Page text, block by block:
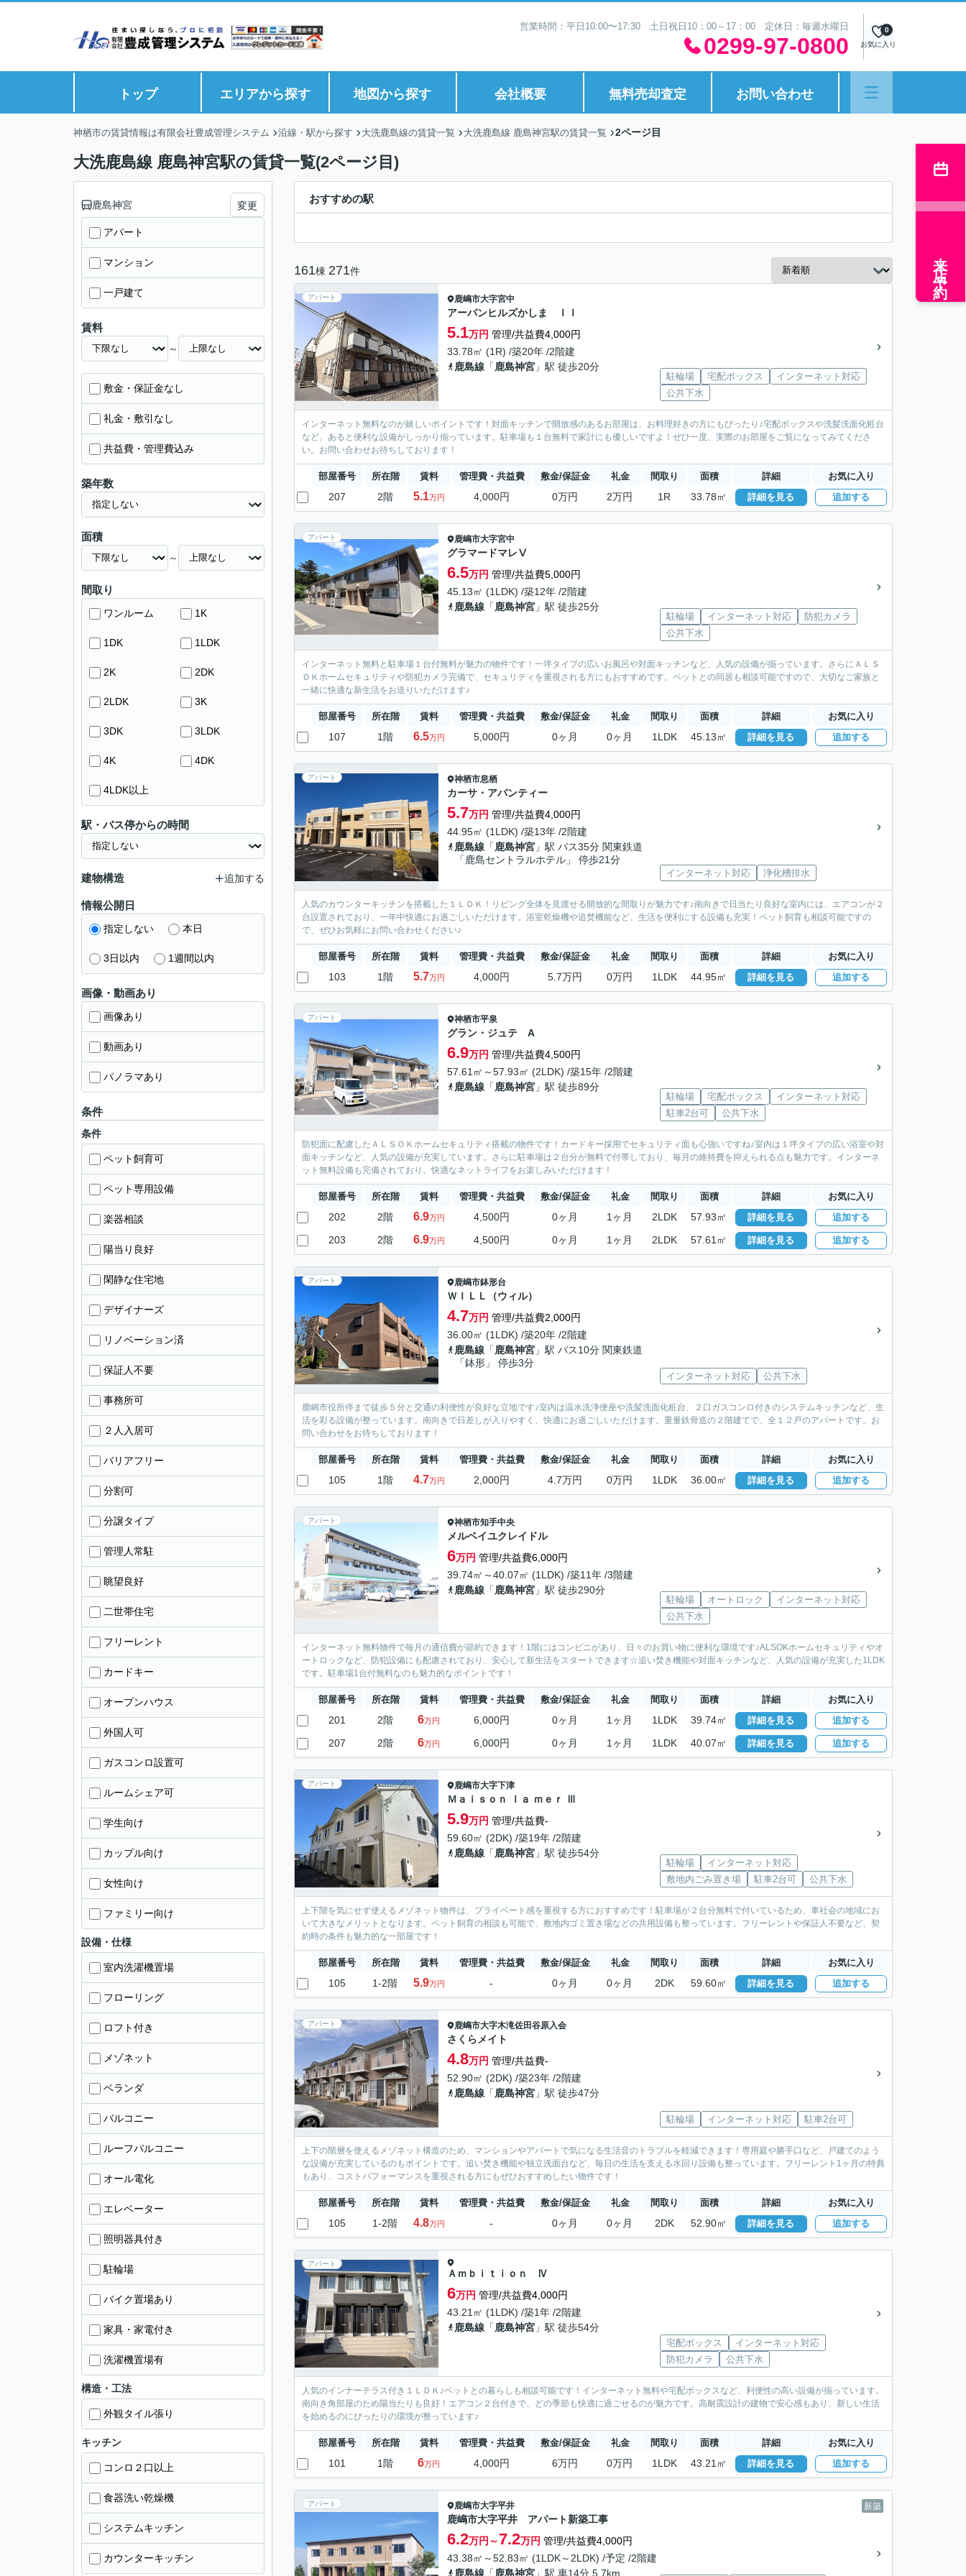
営業時間：平日10:00〜17:30 土日祝日10：00～17：00 定休日：毎週水曜日
0299-97-0800 お気に入り
0
トップ エリアから探す 地図から探す 会社概要 無料売却査定 お問い合わせ
神栖市の賃貸情報は有限会社豊成管理システム 沿線・駅から探す 大洗鹿島線の賃貸一覧 大洗鹿島線 鹿島神宮駅の賃貸一覧 2ページ目
大洗鹿島線 鹿島神宮駅の賃貸一覧(2ページ目)
おすすめの駅
161棟 271件
アパート 鹿嶋市大字宮中
アーバンヒルズかしま ＩＩ
5.1万円 管理/共益費4,000円
33.78㎡ (1R) /築20年 /2階建
鹿島線 「 鹿島神宮 」駅 徒歩20分
駐輪場 宅配ボックス
インターネット対応
公共下水
インターネット無料なのが嬉しいポイントです！対面キッチンで開放感のあるお部屋は、お料理好きの方にもぴったり♪宅配ボックスや洗髪洗面化粧台
など、あると便利な設備がしっかり揃っています。駐車場も１台無料で家計にも優しいですよ！ぜひ一度、実際のお部屋をご覧になってみてくださ
い。お問い合わせお待ちしております！
部屋番号 所在階 賃料 管理費・共益費 敷金/保証金 礼金 間取り 面積 詳細 お気に入り
207 2階 5.1万円 4,000円 0万円 2万円 1R 33.78㎡ 詳細を見る 追加する
アパート 鹿嶋市大字宮中
グラマードマレⅤ
6.5万円 管理/共益費5,000円
45.13㎡ (1LDK) /築12年 /2階建
鹿島線 「 鹿島神宮 」駅 徒歩25分
駐輪場 インターネット対応
防犯カメラ
公共下水
インターネット無料と駐車場１台付無料が魅力の物件です！一坪タイプの広いお風呂や対面キッチンなど、人気の設備が揃っています。さらにＡＬＳ
ＯＫホームセキュリティや防犯カメラ完備で、セキュリティを重視される方にもおすすめです。ペットとの同居も相談可能ですので、大切なご家族と
一緒に快適な新生活をお送りいただけます♪
部屋番号 所在階 賃料 管理費・共益費 敷金/保証金 礼金 間取り 面積 詳細 お気に入り
107 1階 6.5万円 5,000円 0ヶ月 0ヶ月 1LDK 45.13㎡ 詳細を見る 追加する
アパート 神栖市息栖
カーサ・アバンティー
5.7万円 管理/共益費4,000円
44.95㎡ (1LDK) /築13年 /2階建
鹿島線 「 鹿島神宮 」駅 バス35分 関東鉄道
「鹿島セントラルホテル」 停歩21分
インターネット対応 浄化槽排水
人気のカウンターキッチンを搭載した１ＬＤＫ！リビング全体を見渡せる開放的な間取りが魅力です♪南向きで日当たり良好な室内には、エアコンが２
台設置されており、一年中快適にお過ごしいただけます。浴室乾燥機や追焚機能など、生活を便利にする設備も充実！ペット飼育も相談可能ですの
で、ぜひお気軽にお問い合わせください♪
部屋番号 所在階 賃料 管理費・共益費 敷金/保証金 礼金 間取り 面積 詳細 お気に入り
103 1階 5.7万円 4,000円 5.7万円 0万円 1LDK 44.95㎡ 詳細を見る 追加する
アパート 神栖市平泉
グラン・ジュテ A
6.9万円 管理/共益費4,500円
57.61㎡～57.93㎡ (2LDK) /築15年 /2階建
鹿島線 「 鹿島神宮 」駅 徒歩89分
駐輪場 宅配ボックス
インターネット対応
駐車2台可
公共下水
防犯面に配慮したＡＬＳＯＫホームセキュリティ搭載の物件です！カードキー採用でセキュリティ面も心強いですね♪室内は１坪タイプの広い浴室や対
面キッチンなど、人気の設備が充実しています。さらに駐車場は２台分が無料で付帯しており、毎月の維持費を抑えられる点も魅力です。インターネ
ット無料設備も完備されており、快適なネットライフをお楽しみいただけます！
部屋番号 所在階 賃料 管理費・共益費 敷金/保証金 礼金 間取り 面積 詳細 お気に入り
202 2階 6.9万円 4,500円 0ヶ月 1ヶ月 2LDK 57.93㎡ 詳細を見る 追加する
203 2階 6.9万円 4,500円 0ヶ月 1ヶ月 2LDK 57.61㎡ 詳細を見る 追加する
アパート 鹿嶋市鉢形台
ＷＩＬＬ（ウィル）
4.7万円 管理/共益費2,000円
36.00㎡ (1LDK) /築20年 /2階建
鹿島線 「 鹿島神宮 」駅 バス10分 関東鉄道
「鉢形」 停歩3分
インターネット対応 公共下水
鹿嶋市役所停まで徒歩５分と交通の利便性が良好な立地です♪室内は温水洗浄便座や洗髪洗面化粧台、２口ガスコンロ付きのシステムキッチンなど、生
活を彩る設備が整っています。南向きで日差しが入りやすく、快適にお過ごしいただけます。重量鉄骨造の２階建てで、全１２戸のアパートです。お
問い合わせをお待ちしております！
部屋番号 所在階 賃料 管理費・共益費 敷金/保証金 礼金 間取り 面積 詳細 お気に入り
105 1階 4.7万円 2,000円 4.7万円 0万円 1LDK 36.00㎡ 詳細を見る 追加する
アパート 神栖市知手中央
メルベイユクレイドル
6万円 管理/共益費6,000円
39.74㎡～40.07㎡ (1LDK) /築11年 /3階建
鹿島線 「 鹿島神宮 」駅 徒歩290分
駐輪場 オートロック
インターネット対応
公共下水
インターネット無料物件で毎月の通信費が節約できます！1階にはコンビニがあり、日々のお買い物に便利な環境です♪ALSOKホームセキュリティやオ
ートロックなど、防犯設備にも配慮されており、安心して新生活をスタートできます☆追い焚き機能や対面キッチンなど、人気の設備が充実した1LDK
です。駐車場1台付無料なのも魅力的なポイントです！
部屋番号 所在階 賃料 管理費・共益費 敷金/保証金 礼金 間取り 面積 詳細 お気に入り
201 2階 6万円 6,000円 0ヶ月 1ヶ月 1LDK 39.74㎡ 詳細を見る 追加する
207 2階 6万円 6,000円 0ヶ月 1ヶ月 1LDK 40.07㎡ 詳細を見る 追加する
アパート 鹿嶋市大字下津
Ｍａｉｓｏｎ ｌａ ｍｅｒ Ⅲ
5.9万円 管理/共益費-
59.60㎡ (2DK) /築19年 /2階建
鹿島線 「 鹿島神宮 」駅 徒歩54分
駐輪場
インターネット対応
敷地内ごみ置き場
駐車2台可 公共下水
上下階を気にせず使えるメゾネット物件は、プライベート感を重視する方におすすめです！駐車場が２台分無料で付いているため、車社会の地域にお
いて大きなメリットとなります。ペット飼育の相談も可能で、敷地内ゴミ置き場などの共用設備も整っています。フリーレントや保証人不要など、契
約時の条件も魅力的な一部屋です！
部屋番号 所在階 賃料 管理費・共益費 敷金/保証金 礼金 間取り 面積 詳細 お気に入り
105 1-2階 5.9万円 - 0ヶ月 0ヶ月 2DK 59.60㎡ 詳細を見る 追加する
アパート 鹿嶋市大字木滝佐田谷原入会
さくらメイト
4.8万円 管理/共益費-
52.90㎡ (2DK) /築23年 /2階建
鹿島線 「 鹿島神宮 」駅 徒歩47分
駐輪場 インターネット対応 駐車2台可
上下の階層を使えるメゾネット構造のため、マンションやアパートで気になる生活音のトラブルを軽減できます！専用庭や勝手口など、戸建てのよう
な設備が充実しているのもポイントです。追い焚き機能や独立洗面台など、毎日の生活を支える水回り設備も整っています。フリーレント1ヶ月の特典
もあり、コストパフォーマンスを重視される方にもぜひおすすめしたい物件です！
部屋番号 所在階 賃料 管理費・共益費 敷金/保証金 礼金 間取り 面積 詳細 お気に入り
105 1-2階 4.8万円 - 0ヶ月 0ヶ月 2DK 52.90㎡ 詳細を見る 追加する
アパート
Ａｍｂｉｔｉｏｎ Ⅳ
6万円 管理/共益費4,000円
43.21㎡ (1LDK) /築1年 /2階建
鹿島線 「 鹿島神宮 」駅 徒歩54分
宅配ボックス
インターネット対応
防犯カメラ
公共下水
人気のインナーテラス付き１ＬＤＫ♪ペットとの暮らしも相談可能です！インターネット無料や宅配ボックスなど、利便性の高い設備が揃っています。
南向き角部屋のため陽当たりも良好！エアコン２台付きで、どの季節も快適に過ごせるのが魅力です。高耐震設計の建物で安心感もあり、新しい生活
を始めるのにぴったりの環境が整っています♪
部屋番号 所在階 賃料 管理費・共益費 敷金/保証金 礼金 間取り 面積 詳細 お気に入り
101 1階 6万円 4,000円 6万円 0万円 1LDK 43.21㎡ 詳細を見る 追加する
アパート 新築
鹿嶋市大字平井
鹿嶋市大字平井 アパート新築工事
6.2万円～7.2万円 管理/共益費4,000円
43.38㎡～52.83㎡ (1LDK～2LDK) /予定 /2階建
鹿島線 「 鹿島神宮 」駅 車14分 5.7km
鹿島神宮 変更
アパート
マンション
一戸建て
賃料
～
敷金・保証金なし
礼金・敷引なし
共益費・管理費込み
築年数
面積
～
間取り
ワンルーム 1K
1DK 1LDK
2K 2DK
2LDK 3K
3DK 3LDK
4K 4DK
4LDK以上
駅・バス停からの時間
建物構造 追加する
情報公開日
指定しない 本日
3日以内 1週間以内
画像・動画あり
画像あり
動画あり
パノラマあり
条件
条件
ペット飼育可
ペット専用設備
楽器相談
陽当り良好
閑静な住宅地
デザイナーズ
リノベーション済
保証人不要
事務所可
２人入居可
バリアフリー
分割可
分譲タイプ
管理人常駐
眺望良好
二世帯住宅
フリーレント
カードキー
オープンハウス
外国人可
ガスコンロ設置可
ルームシェア可
学生向け
カップル向け
女性向け
ファミリー向け
設備・仕様
室内洗濯機置場
フローリング
ロフト付き
メゾネット
ベランダ
バルコニー
ルーフバルコニー
オール電化
エレベーター
照明器具付き
駐輪場
バイク置場あり
家具・家電付き
洗濯機置場有
構造・工法
外観タイル張り
キッチン
コンロ２口以上
食器洗い乾燥機
システムキッチン
カウンターキッチン
来店予約